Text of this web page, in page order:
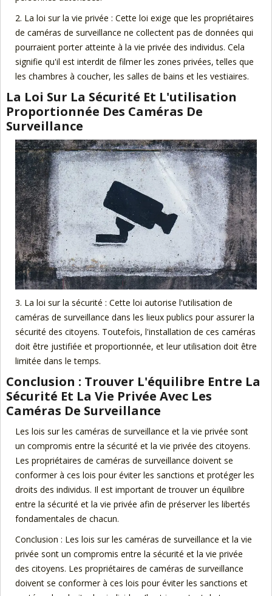
2. La loi sur la vie privée : Cette loi exige que les propriétaires
de caméras de surveillance ne collectent pas de données qui
pourraient porter atteinte à la vie privée des individus. Cela
signifie qu'il est interdit de filmer les zones privées, telles que
les chambres à coucher, les salles de bains et les vestiaires.
La Loi Sur La Sécurité Et L'utilisation
Proportionnée Des Caméras De
Surveillance
3. La loi sur la sécurité : Cette loi autorise l'utilisation de
caméras de surveillance dans les lieux publics pour assurer la
sécurité des citoyens. Toutefois, l'installation de ces caméras
doit être justifiée et proportionnée, et leur utilisation doit être
limitée dans le temps.
Conclusion : Trouver L'équilibre Entre La
Sécurité Et La Vie Privée Avec Les
Caméras De Surveillance
Les lois sur les caméras de surveillance et la vie privée sont
un compromis entre la sécurité et la vie privée des citoyens.
Les propriétaires de caméras de surveillance doivent se
conformer à ces lois pour éviter les sanctions et protéger les
droits des individus. Il est important de trouver un équilibre
entre la sécurité et la vie privée afin de préserver les libertés
fondamentales de chacun.
Conclusion : Les lois sur les caméras de surveillance et la vie
privée sont un compromis entre la sécurité et la vie privée
des citoyens. Les propriétaires de caméras de surveillance
doivent se conformer à ces lois pour éviter les sanctions et